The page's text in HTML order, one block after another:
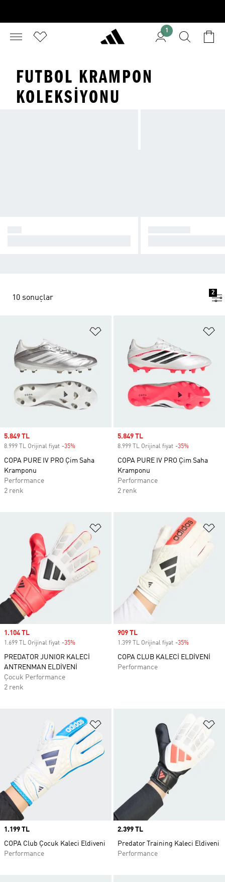
1
FUTBOL KRAMPON
KOLEKSIYONU
10 sonuçlar
2
Sale price
5.849 TL
8.999 TL Orijinal fiyat -35%
COPA PURE IV PRO Çim Saha
Kramponu
Performance
2 renk
Sale price
5.849 TL
8.999 TL Orijinal fiyat -35%
COPA PURE IV PRO Çim Saha
Kramponu
Performance
2 renk
Favori Listesine Ekle
Sale price
1.104 TL
1.699 TL Orijinal fiyat -35%
PREDATOR JUNIOR KALECİ
ANTRENMAN ELDİVENİ
Çocuk Performance
2 renk
Sale price
909 TL
1.399 TL Orijinal fiyat -35%
COPA CLUB KALECİ ELDİVENİ
Performance
Favori Listesine Ekle
Price
1.199 TL
COPA Club Çocuk Kaleci Eldiveni
Performance
Price
2.399 TL
Predator Training Kaleci Eldiveni
Performance